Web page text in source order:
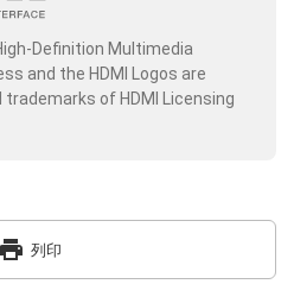
Definition Multimedia
and the HDMI Logos are
of HDMI Licensing
print 列印